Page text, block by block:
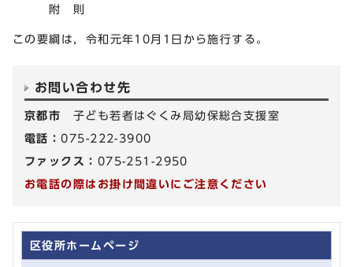
附 則
この要綱は，令和元年10月1日から施行する。
お問い合わせ先
京都市 子ども若者はぐくみ局幼保総合支援室
電話：075-222-3900
ファックス： 075-251-2950
お電話の際はお掛け間違いにご注意ください
区役所ホームページ